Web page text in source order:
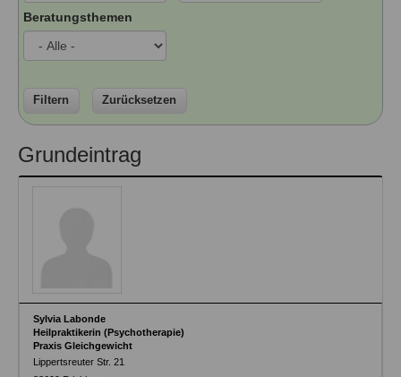
Qualitätssicherung
Qualität unserer Therapeuten
Familienthemen
Veranstaltungen
Seminare und Kurse
Fortbildungen
Ausbildungsinstitute
Information über Qualifikation
Liste der Fachverbände
Sitemap
Links
Formular zur Registrierung
Beratungsthemen
Filtern Zurücksetzen
Grundeintrag
Sylvia Labonde
Heilpraktikerin (Psychotherapie)
Praxis Gleichgewicht
Lippertsreuter Str. 21